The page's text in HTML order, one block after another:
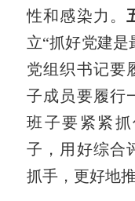
性和感染力。
立“抓好党建是
党组织书记要
子成员要履行
班子要紧紧
子，用好综合
抓手，更好地